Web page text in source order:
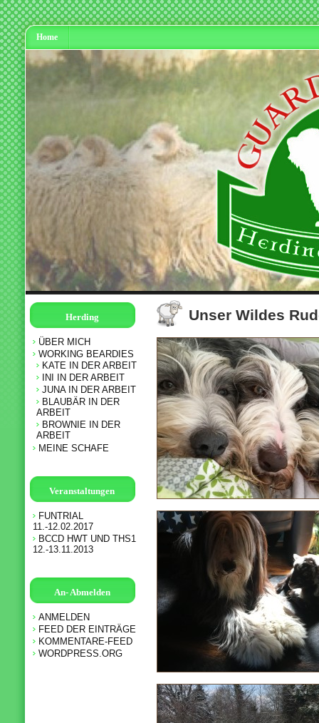
Home
Herding
ÜBER MICH
WORKING BEARDIES
KATE IN DER ARBEIT
INI IN DER ARBEIT
JUNA IN DER ARBEIT
BLAUBÄR IN DER
ARBEIT
BROWNIE IN DER
ARBEIT
MEINE SCHAFE
Veranstaltungen
FUNTRIAL
11.-12.02.2017
BCCD HWT UND THS1
12.-13.11.2013
An- Abmelden
ANMELDEN
FEED DER EINTRÄGE
KOMMENTARE-FEED
WORDPRESS.ORG
Unser Wildes